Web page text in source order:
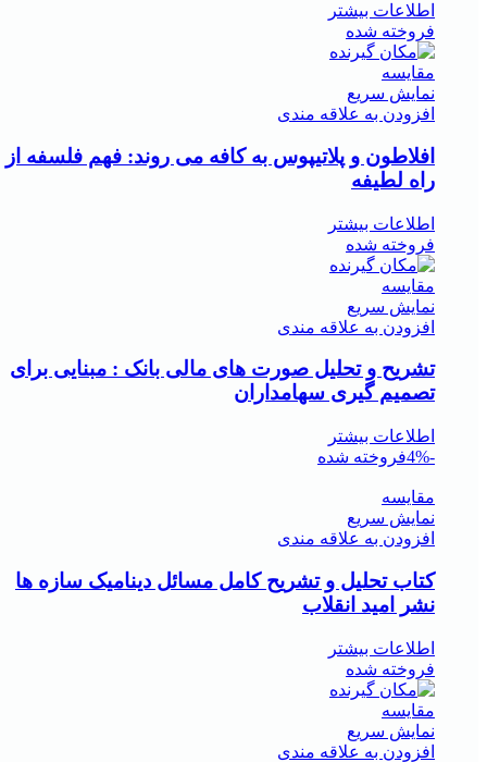
اطلاعات بیشتر
فروخته شده
مقايسه
نمایش سریع
افزودن به علاقه مندی
افلاطون و پلاتیپوس به کافه می روند: فهم فلسفه از
راه لطیفه
اطلاعات بیشتر
فروخته شده
مقايسه
نمایش سریع
افزودن به علاقه مندی
تشریح و تحلیل صورت های مالی بانک : مبنایی برای
تصمیم گیری سهامداران
اطلاعات بیشتر
-4%
فروخته شده
مقايسه
نمایش سریع
افزودن به علاقه مندی
کتاب تحلیل و تشریح کامل مسائل دینامیک سازه ها
نشر امید انقلاب
اطلاعات بیشتر
فروخته شده
مقايسه
نمایش سریع
افزودن به علاقه مندی